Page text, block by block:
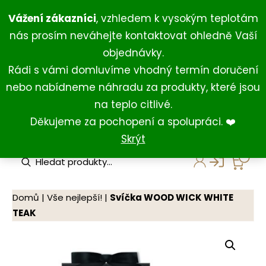
Vážení zákazníci, vzhledem k vysokým teplotám
nás prosím neváhejte kontaktovat ohledně Vaší
objednávky.
Rádi s vámi domluvíme vhodný termín doručení
nebo nabídneme náhradu za produkty, které jsou
na teplo citlivé.
Děkujeme za pochopení a spolupráci. ❤️
Skrýt
na
obsah
+420 734 429 111 (Po-Ne 8:00-18:00)
+420 731 127 211 (For English)
u
c
t
s
Domů | Vše nejlepší! | Svíčka WOOD WICK WHITE
TEAK